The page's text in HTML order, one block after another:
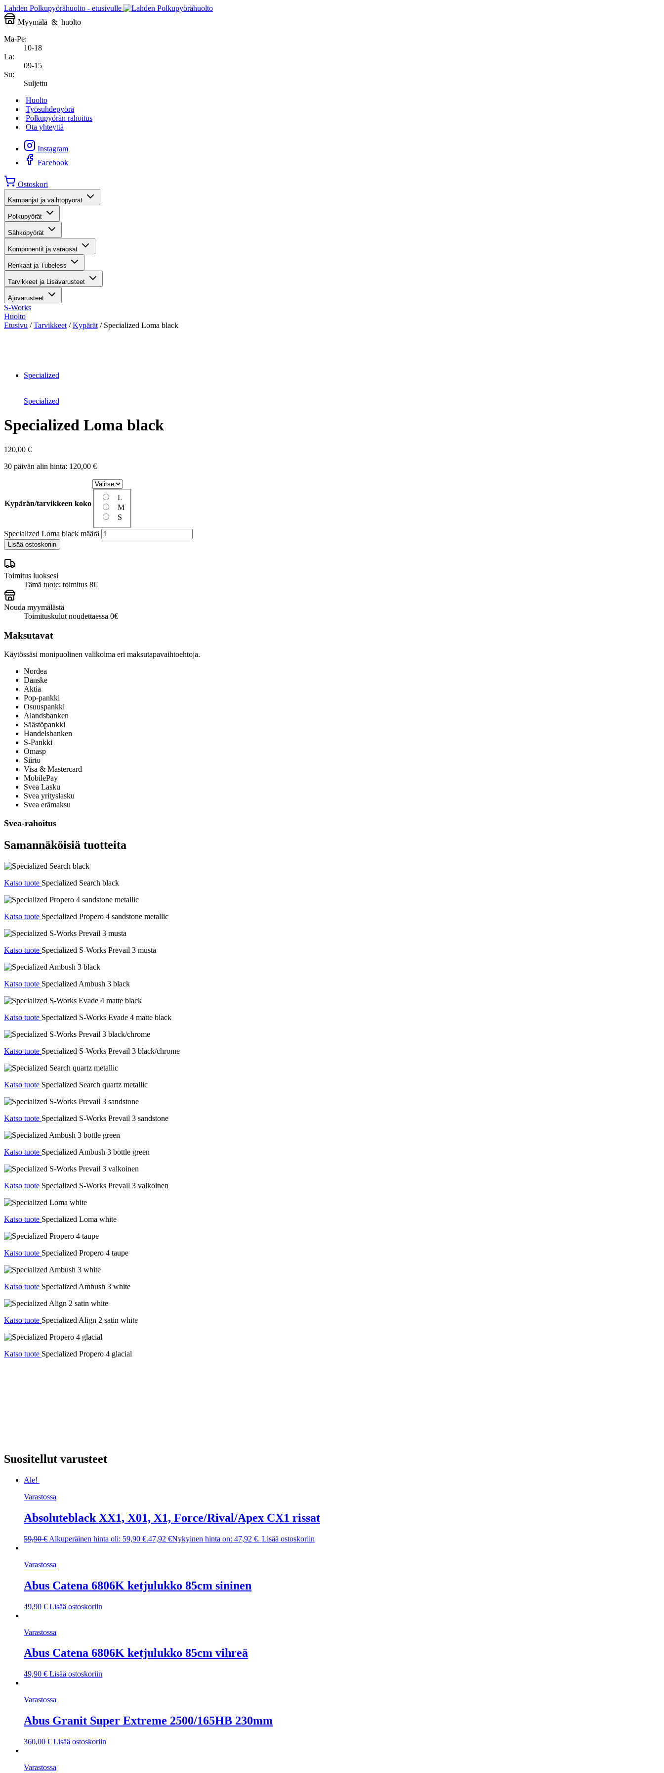
Lahden Polkupyörähuolto - etusivulle
Myymälä & huolto
Ma-Pe:
10-18
La:
09-15
Su:
Suljettu
Huolto
Työsuhdepyörä
Polkupyörän rahoitus
Ota yhteyttä
Instagram
Facebook
Ostoskori
Kampanjat ja vaihtopyörät
Polkupyörät
Sähköpyörät
Komponentit ja varaosat
Renkaat ja Tubeless
Tarvikkeet ja Lisävarusteet
Ajovarusteet
S-Works
Huolto
Etusivu /Tarvikkeet /Kypärät / Specialized Loma black
Specialized
Specialized
Specialized Loma black
120,00 €
30 päivän alin hinta: 120,00 €
Kypärän/tarvikkeen koko
L
M
S
Specialized Loma black määrä
Lisää ostoskoriin
Toimitus luoksesi
Tämä tuote: toimitus 8€
Nouda myymälästä
Toimituskulut noudettaessa 0€
Maksutavat
Käytössäsi monipuolinen valikoima eri maksutapavaihtoehtoja.
Nordea
Danske
Aktia
Pop-pankki
Osuuspankki
Ålandsbanken
Säästöpankki
Handelsbanken
S-Pankki
Omasp
Siirto
Visa & Mastercard
MobilePay
Svea Lasku
Svea yrityslasku
Svea erämaksu
Svea-rahoitus
Samannäköisiä tuotteita
Katso tuote Specialized Search black
Katso tuote Specialized Propero 4 sandstone metallic
Katso tuote Specialized S-Works Prevail 3 musta
Katso tuote Specialized Ambush 3 black
Katso tuote Specialized S-Works Evade 4 matte black
Katso tuote Specialized S-Works Prevail 3 black/chrome
Katso tuote Specialized Search quartz metallic
Katso tuote Specialized S-Works Prevail 3 sandstone
Katso tuote Specialized Ambush 3 bottle green
Katso tuote Specialized S-Works Prevail 3 valkoinen
Katso tuote Specialized Loma white
Katso tuote Specialized Propero 4 taupe
Katso tuote Specialized Ambush 3 white
Katso tuote Specialized Align 2 satin white
Katso tuote Specialized Propero 4 glacial
Suositellut varusteet
Ale!
Varastossa
Absoluteblack XX1, X01, X1, Force/Rival/Apex CX1 rissat
59,90€ Alkuperäinen hinta oli: 59,90 €.47,92 €Nykyinen hinta on: 47,92 €. Lisää ostoskoriin
Varastossa
Abus Catena 6806K ketjulukko 85cm sininen
49,90 € Lisää ostoskoriin
Varastossa
Abus Catena 6806K ketjulukko 85cm vihreä
49,90 € Lisää ostoskoriin
Varastossa
Abus Granit Super Extreme 2500/165HB 230mm
360,00 € Lisää ostoskoriin
Varastossa